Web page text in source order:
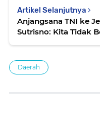
Artikel Selanjutnya
Anjangsana TNI ke
Sutrisno: Kita Tidak
Daerah